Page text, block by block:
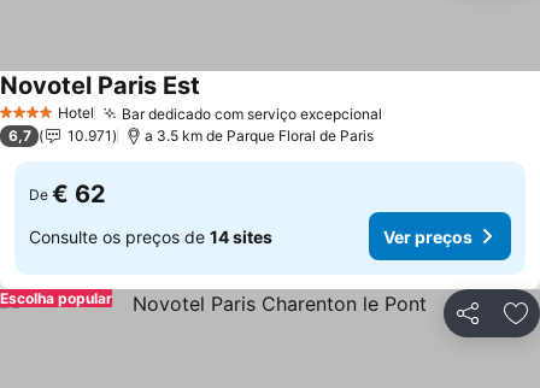
4 EstrelasHotel Bar dedicado com serviço excepcional
Novotel Paris Est
6,7 10.971 a 3.5 km de Parque Floral de Paris
De € 62
Consulte os preços de 14 sites Ver preços
Partilhar
Escolha popular